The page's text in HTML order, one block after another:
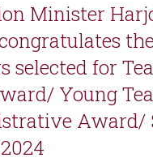
Minister
selected for
Young
Award/